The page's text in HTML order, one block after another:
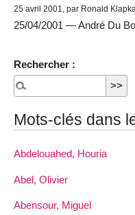
25 avril 2001, par Ronald
25/04/2001 — André Du
Rechercher :
Mots-clés dans
Abdelouahed, Houria
Abel, Olivier
Abensour, Miguel